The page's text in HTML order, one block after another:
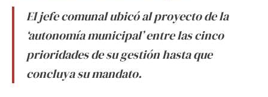
El jefe comunal ubicó al proyecto de la
‘autonomía municipal’ entre las cinco
prioridades de su gestión hasta que
concluya su mandato.